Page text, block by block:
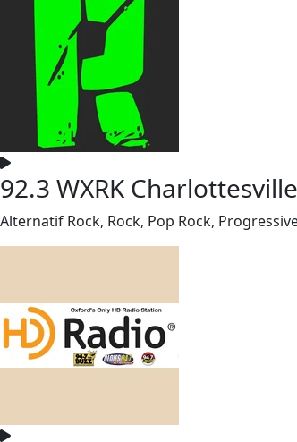
92.3 WXRK
Alternatif Rock, Rock, Pop Rock,